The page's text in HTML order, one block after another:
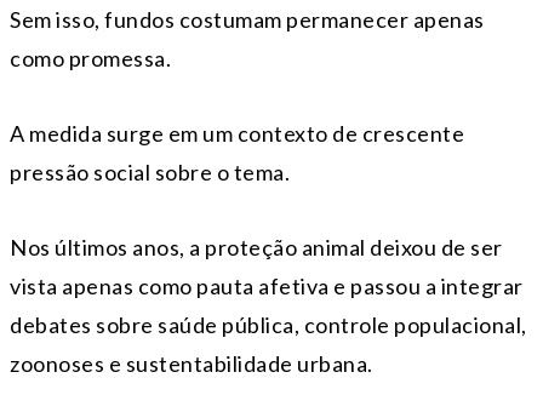
Sem isso, fundos costumam permanecer apenas
como promessa.
A medida surge em um contexto de crescente
pressão social sobre o tema.
Nos últimos anos, a proteção animal deixou de ser
vista apenas como pauta afetiva e passou a integrar
debates sobre saúde pública, controle populacional,
zoonoses e sustentabilidade urbana.